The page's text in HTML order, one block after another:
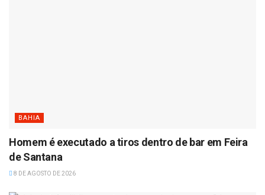
BAHIA
Homem é executado a tiros dentro de bar em Feira
de Santana
8 DE AGOSTO DE 2026